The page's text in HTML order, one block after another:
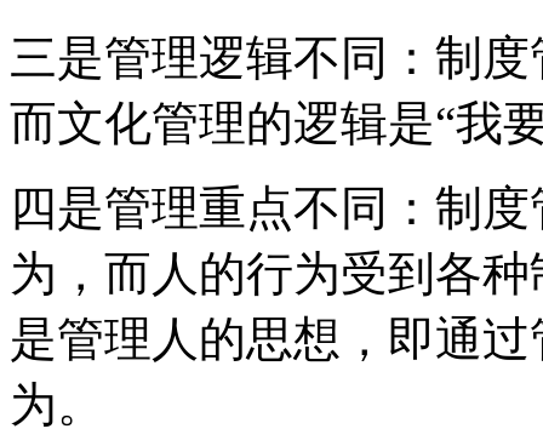
三是管理逻辑不同：制
而文化管理的逻辑是“我
四是管理重点不同：制
为，而人的行为受到各
是管理人的思想，即通
为。